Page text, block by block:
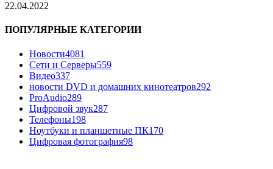
22.04.2022
ПОПУЛЯРНЫЕ КАТЕГОРИИ
Новости4081
Сети и Серверы559
Видео337
новости DVD и домашних кинотеатров292
ProAudio289
Цифровой звук287
Телефоны198
Ноутбуки и планшетные ПК170
Цифровая фотография98